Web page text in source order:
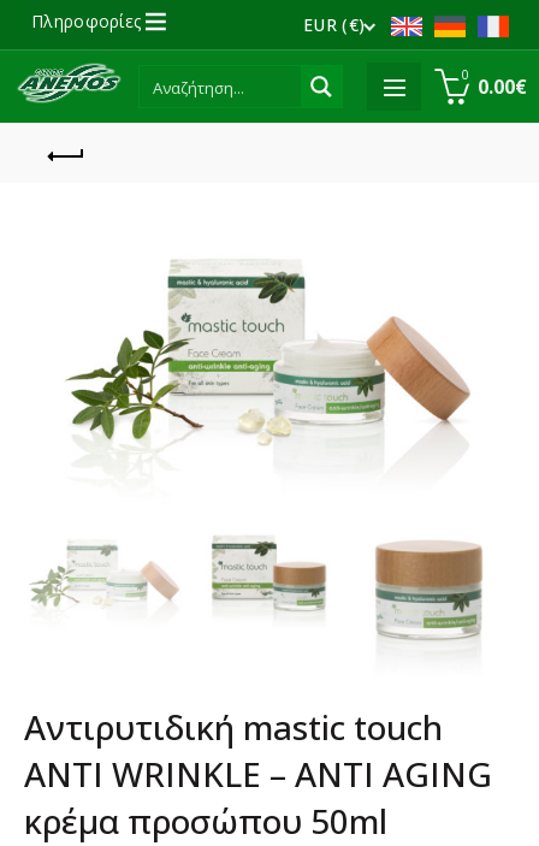
EUR (€)
Πληροφορίες
0 0.00€
Αντιρυτιδική mastic touch
ANTΙ WRINKLE – ANTI AGING
κρέμα προσώπου 50ml